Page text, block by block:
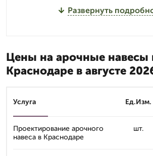
Развернуть
Цены на арочные навесы
Краснодаре в августе
Услуга Ед.Изм.
Проектирование арочного
навеса в Краснодаре
шт.